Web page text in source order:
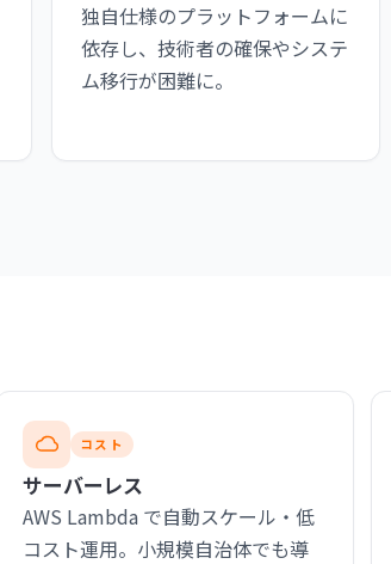
独自仕様のプラットフォームに
依存し、技術者の確保やシステ
ム移行が困難に。
コスト
サーバーレス
AWS Lambda で自動スケール・低
コスト運用。小規模自治体でも導